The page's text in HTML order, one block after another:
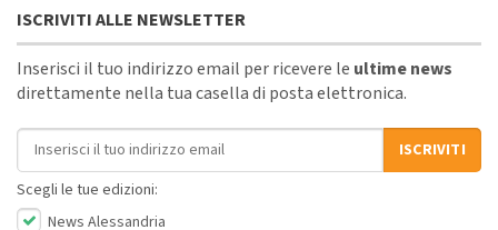
ISCRIVITI ALLE NEWSLETTER
Inserisci il tuo indirizzo email per ricevere le ultime news
direttamente nella tua casella di posta elettronica.
Indirizzo email
ISCRIVITI
Scegli le tue edizioni:
News Alessandria